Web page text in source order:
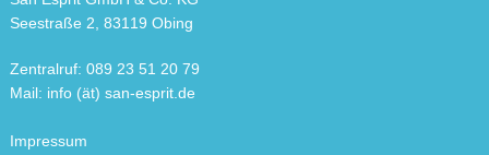
Seestraße 2, 83119 Obing
Zentralruf: 089 23 51 20 79
Mail: info (ät) san-esprit.de
Impressum